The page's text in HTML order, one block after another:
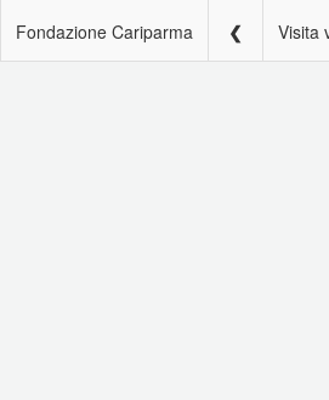
Fondazione Cariparma